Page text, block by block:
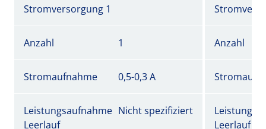
Stromversorgung 1
Anzahl 1 Anzahl
Stromaufnahme 0,5-0,3 A
Leistungsaufnahme
Leerlauf
Nicht spezifiziert
Leerlauf